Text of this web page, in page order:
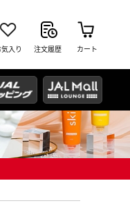
気入り 注文履歴 カート